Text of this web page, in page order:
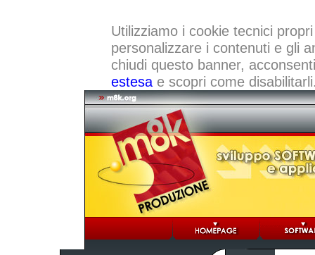
Utilizziamo i cookie tecnici
personalizzare i contenuti e gli
chiudi questo banner,
estesae scopri come